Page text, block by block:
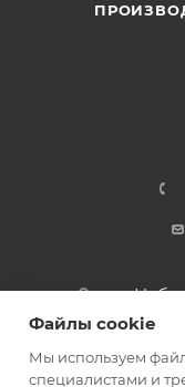
г.
Файлы cookie
Мы используем
специалистами и